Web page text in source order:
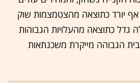
יורד כתוצאה מהצטמצמות שוק
גדל כתוצאה מהעלויות הגבוהות
הגבוהה מייקרת משכנתאות